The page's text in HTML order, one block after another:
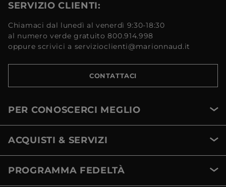
SERVIZIO CLIENTI:
Chiamaci dal lunedì al venerdì 9:30-18:30
al numero verde gratuito 800.914.998
oppure scrivici a servizioclienti@marionnaud.it
CONTATTACI
PER CONOSCERCI MEGLIO
ACQUISTI & SERVIZI
PROGRAMMA FEDELTÀ